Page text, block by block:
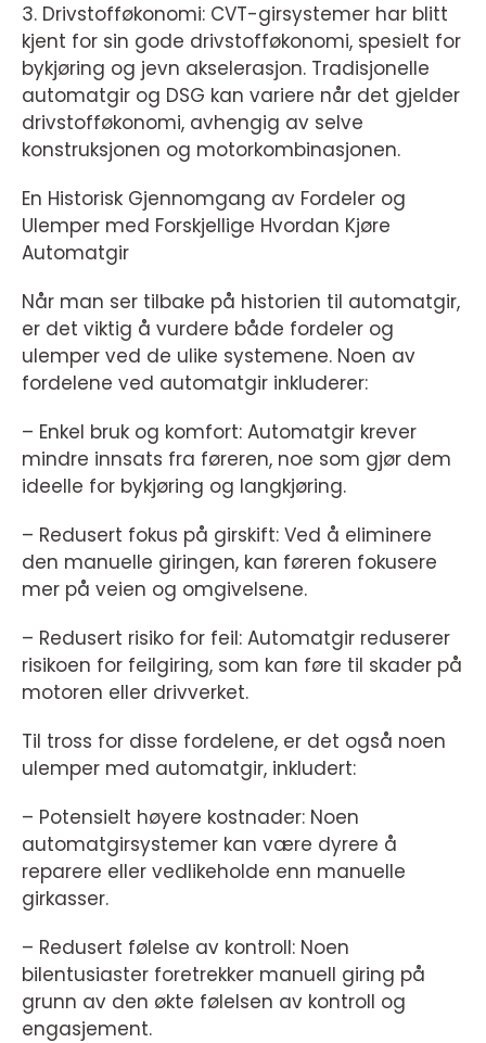
3. Drivstofføkonomi: CVT-girsystemer har blitt
kjent for sin gode drivstofføkonomi, spesielt for
bykjøring og jevn akselerasjon. Tradisjonelle
automatgir og DSG kan variere når det gjelder
drivstofføkonomi, avhengig av selve
konstruksjonen og motorkombinasjonen.
En Historisk Gjennomgang av Fordeler og
Ulemper med Forskjellige Hvordan Kjøre
Automatgir
Når man ser tilbake på historien til automatgir,
er det viktig å vurdere både fordeler og
ulemper ved de ulike systemene. Noen av
fordelene ved automatgir inkluderer:
– Enkel bruk og komfort: Automatgir krever
mindre innsats fra føreren, noe som gjør dem
ideelle for bykjøring og langkjøring.
– Redusert fokus på girskift: Ved å eliminere
den manuelle giringen, kan føreren fokusere
mer på veien og omgivelsene.
– Redusert risiko for feil: Automatgir reduserer
risikoen for feilgiring, som kan føre til skader på
motoren eller drivverket.
Til tross for disse fordelene, er det også noen
ulemper med automatgir, inkludert:
– Potensielt høyere kostnader: Noen
automatgirsystemer kan være dyrere å
reparere eller vedlikeholde enn manuelle
girkasser.
– Redusert følelse av kontroll: Noen
bilentusiaster foretrekker manuell giring på
grunn av den økte følelsen av kontroll og
engasjement.